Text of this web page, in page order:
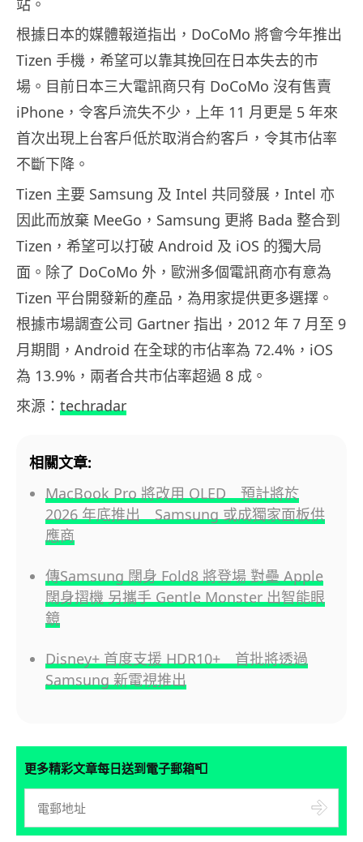
根據日本的媒體報道指出，DoCoMo 將會今年推出
Tizen 手機，希望可以靠其挽回在日本失去的市
場。目前日本三大電訊商只有 DoCoMo 沒有售賣
iPhone，令客戶流失不少，上年 11 月更是 5 年來
首次出現上台客戶低於取消合約客戶，令其市佔率
不斷下降。
Tizen 主要 Samsung 及 Intel 共同發展，Intel 亦
因此而放棄 MeeGo，Samsung 更將 Bada 整合到
Tizen，希望可以打破 Android 及 iOS 的獨大局
面。除了 DoCoMo 外，歐洲多個電訊商亦有意為
Tizen 平台開發新的產品，為用家提供更多選擇。
根據市場調查公司 Gartner 指出，2012 年 7 月至 9
月期間，Android 在全球的市佔率為 72.4%，iOS
為 13.9%，兩者合共市佔率超過 8 成。
來源： techradar
相關文章:
MacBook Pro 將改用 OLED 預計將於
2026 年底推出 Samsung 或成獨家面板供
應商
傳Samsung 闊身 Fold8 將登場 對壘 Apple
闊身摺機 另攜手 Gentle Monster 出智能眼
鏡
Disney+ 首度支援 HDR10+ 首批將透過
Samsung 新電視推出
更多精彩文章每日送到電子郵箱📮